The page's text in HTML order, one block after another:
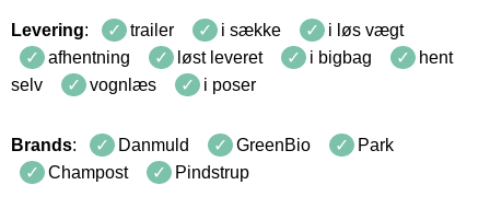
Levering: trailer i sække
i løs vægt
afhentning
løst leveret i bigbag
hent
selv
vognlæs i poser
Brands: Danmuld GreenBio
Park
Champost
Pindstrup